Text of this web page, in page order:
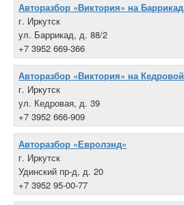
Авторазбор «Виктория» на Баррикад
г. Иркутск
ул. Баррикад, д. 88/2
+7 3952 669-366
Авторазбор «Виктория» на Кедровой
г. Иркутск
ул. Кедровая, д. 39
+7 3952 666-909
Авторазбор «Евролэнд»
г. Иркутск
Удинский пр-д, д. 20
+7 3952 95-00-77